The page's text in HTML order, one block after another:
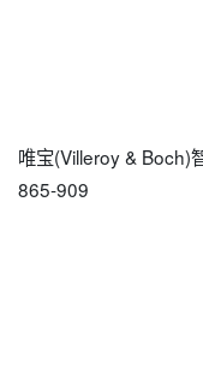
唯宝(Villeroy & Boch)
865-909